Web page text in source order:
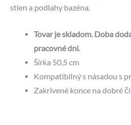
stien a podlahy bazéna.
Tovar je skladom. Doba
pracovné dni.
Šírka 50,5 cm
Kompatibilný s násadou s
Zakrivené konce na dobré